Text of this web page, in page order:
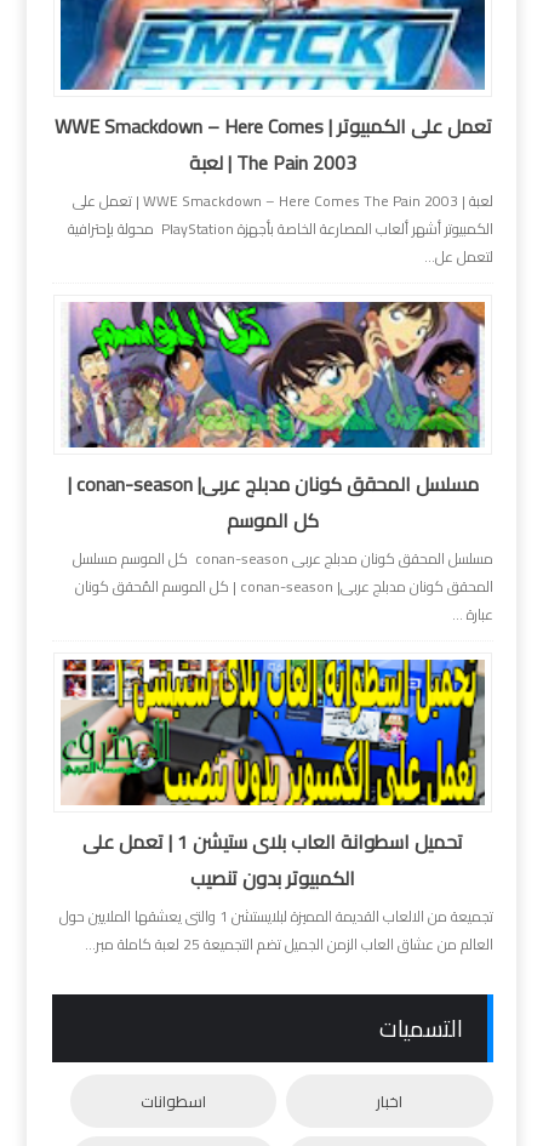
تعمل على الكمبيوتر | WWE Smackdown – Here Comes
The Pain 2003 | لعبة
لعبة | WWE Smackdown – Here Comes The Pain 2003 | تعمل على
الكمبيوتر أشهر ألعاب المصارعة الخاصة بأجهزة PlayStation محولة بإحترافية
لتعمل عل...
مسلسل المحقق كونان مدبلج عربى| conan-season |
كل الموسم
مسلسل المحقق كونان مدبلج عربى conan-season كل الموسم مسلسل
المحقق كونان مدبلج عربى| conan-season | كل الموسم المُحقق كونان
عبارة ...
تحميل اسطوانة العاب بلاى ستيشن 1 | تعمل على
الكمبيوتر بدون تنصيب
تجميعة من الالعاب القديمة المميزة لبلايستشن 1 والتى يعشقها الملايين حول
العالم من عشاق العاب الزمن الجميل تضم التجميعة 25 لعبة كاملة مبر...
التسميات
اخبار اسطوانات